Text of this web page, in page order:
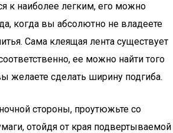
к наиболее легким, его можно
когда вы абсолютно не владеете
Сама клеящая лента существует
ее можно найти того
желаете сделать ширину подгиба.
стороны, проутюжьте со
отойдя от края подвертываемой